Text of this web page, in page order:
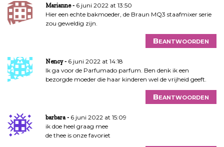
Marianne
6 juni 2022 at 13:50
Hier een echte bakmoeder, de Braun MQ3 staafmixer serie
zou geweldig zijn.
Beantwoorden
Nency
6 juni 2022 at 14:18
Ik ga voor de Parfumado parfum. Ben denk ik een
bezorgde moeder die haar kinderen wel de vrijheid geeft.
Beantwoorden
barbara
6 juni 2022 at 15:09
ik doe heel graag mee
de thee is onze favoriet